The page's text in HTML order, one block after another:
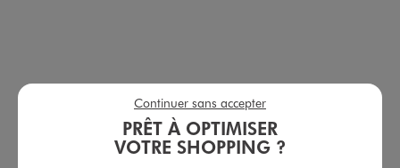
PRÊT À OPTIMISER
VOTRE SHOPPING ?
Continuer sans accepter